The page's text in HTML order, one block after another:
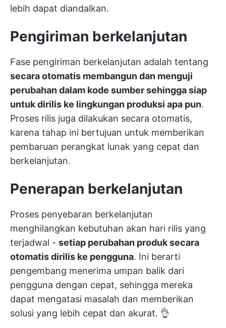
lebih dapat diandalkan.
Pengiriman berkelanjutan
Fase pengiriman berkelanjutan adalah tentang
secara otomatis membangun dan menguji
perubahan dalam kode sumber sehingga siap
untuk dirilis ke lingkungan produksi apa pun.
Proses rilis juga dilakukan secara otomatis,
karena tahap ini bertujuan untuk memberikan
pembaruan perangkat lunak yang cepat dan
berkelanjutan.
Penerapan berkelanjutan
Proses penyebaran berkelanjutan
menghilangkan kebutuhan akan hari rilis yang
terjadwal - setiap perubahan produk secara
otomatis dirilis ke pengguna. Ini berarti
pengembang menerima umpan balik dari
pengguna dengan cepat, sehingga mereka
dapat mengatasi masalah dan memberikan
solusi yang lebih cepat dan akurat. 👌